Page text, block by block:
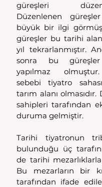
güreşleri
Düzenlenen
büyük bir ilgi
güreşler bu tarihi
yıl tekrarlanmıştır.
sonra bu
yapılmaz
sebebi tiyatro
tarım alanı olmasıdır.
sahipleri tarafından
duruma gelmiştir.
Tarihi tiyatronun
bulunduğu üç
de tarihi
Bu mezarların bir
tarafından ifade